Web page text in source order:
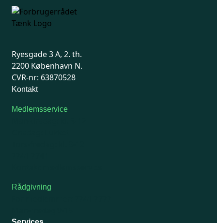
Ryesgade 3 A, 2. th.
2200 København N.
CVR-nr: 63870528
Kontakt
Medlemsservice
Rådgivning